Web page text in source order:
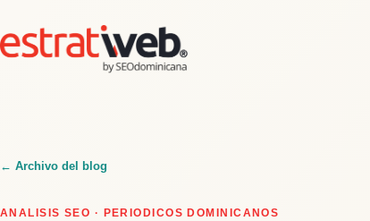
← Archivo del blog
ANALISIS SEO · PERIODICOS DOMINICANOS